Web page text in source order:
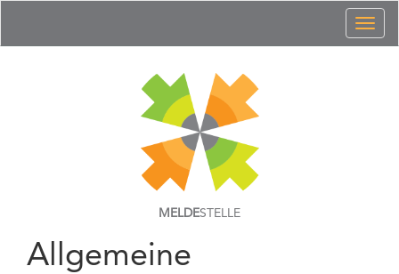
MELDESTELLE
Allgemeine